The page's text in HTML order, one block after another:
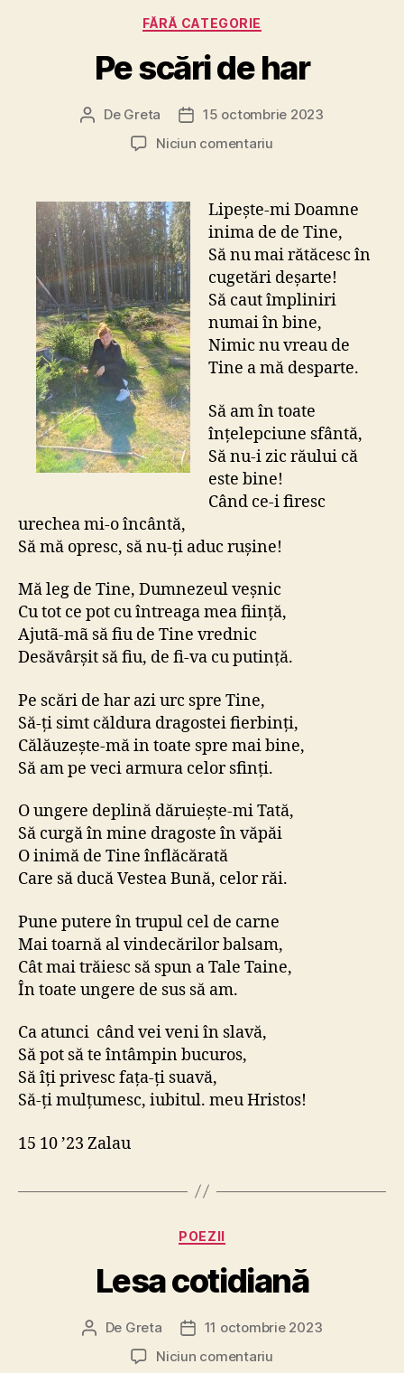
Categorii
FĂRĂ CATEGORIE
Pe scări de har
Autor
De Greta
Dată15 octombrie 2023
Niciun comentariula
de
har
Lipește-mi Doamne
inima de de Tine,
Să nu mai rătăcesc în
cugetări deșarte!
Să caut împliniri
numai în bine,
Nimic nu vreau de
Tine a mă desparte.
Să am în toate
înțelepciune sfântă,
Să nu-i zic răului că
este bine!
Când ce-i firesc
urechea mi-o încântă,
Să mă opresc, să nu-ți aduc rușine!
Mă leg de Tine, Dumnezeul veșnic
Cu tot ce pot cu întreaga mea ființă,
Ajutã-mã să fiu de Tine vrednic
Desăvârșit să fiu, de fi-va cu putință.
Pe scări de har azi urc spre Tine,
Să-ți simt căldura dragostei fierbinți,
Călăuzește-mă in toate spre mai bine,
Să am pe veci armura celor sfinți.
O ungere deplină dăruiește-mi Tată,
Să curgă în mine dragoste în văpăi
O inimă de Tine înflăcărată
Care să ducă Vestea Bună, celor răi.
Pune putere în trupul cel de carne
Mai toarnă al vindecărilor balsam,
Cât mai trăiesc să spun a Tale Taine,
În toate ungere de sus să am.
Ca atunci când vei veni în slavă,
Să pot să te întâmpin bucuros,
Să îți privesc fața-ți suavă,
Să-ți mulțumesc, iubitul. meu Hristos!
15 10 ’23 Zalau
Categorii
POEZII
Lesa cotidiană
Autor
De Greta
Dată11 octombrie 2023
Niciun comentariula